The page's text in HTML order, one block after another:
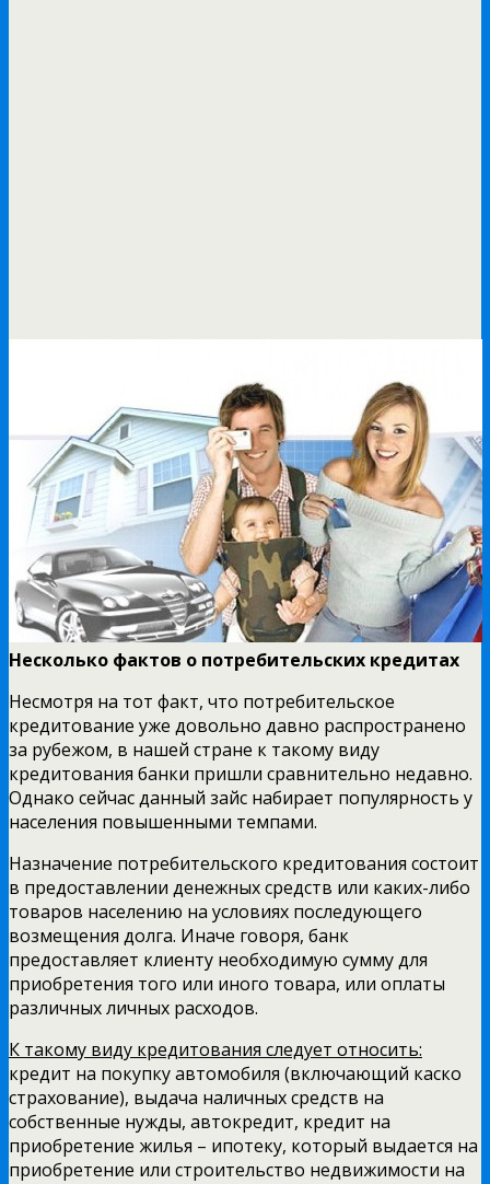
Несколько фактов о потребительских кредитах
Несмотря на тот факт, что потребительское
кредитование уже довольно давно распространено
за рубежом, в нашей стране к такому виду
кредитования банки пришли сравнительно недавно.
Однако сейчас данный зайс набирает популярность у
населения повышенными темпами.
Назначение потребительского кредитования состоит
в предоставлении денежных средств или каких-либо
товаров населению на условиях последующего
возмещения долга. Иначе говоря, банк
предоставляет клиенту необходимую сумму для
приобретения того или иного товара, или оплаты
различных личных расходов.
К такому виду кредитования следует относить:
кредит на покупку автомобиля (включающий каско
страхование), выдача наличных средств на
собственные нужды, автокредит, кредит на
приобретение жилья – ипотеку, который выдается на
приобретение или строительство недвижимости на